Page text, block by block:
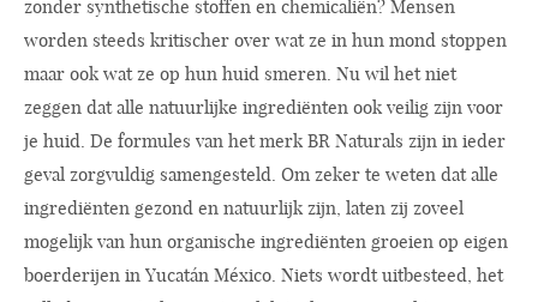
zonder synthetische stoffen en chemicaliën? Mensen
worden steeds kritischer over wat ze in hun mond stoppen
maar ook wat ze op hun huid smeren. Nu wil het niet
zeggen dat alle natuurlijke ingrediënten ook veilig zijn voor
je huid. De formules van het merk BR Naturals zijn in ieder
geval zorgvuldig samengesteld. Om zeker te weten dat alle
ingrediënten gezond en natuurlijk zijn, laten zij zoveel
mogelijk van hun organische ingrediënten groeien op eigen
boerderijen in Yucatán México. Niets wordt uitbesteed, het